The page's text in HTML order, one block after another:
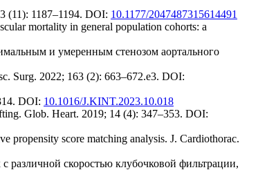
(11): 1187–1194. DOI: 10.1177/2047487315614491
mortality in general population cohorts: a
и умеренным стенозом аортального
Surg. 2022; 163 (2): 663–672.e3. DOI:
DOI: 10.1016/J.KINT.2023.10.018
Glob. Heart. 2019; 14 (4): 347–353. DOI:
propensity score matching analysis. J. Cardiothorac.
скоростью клубочковой фильтрации,